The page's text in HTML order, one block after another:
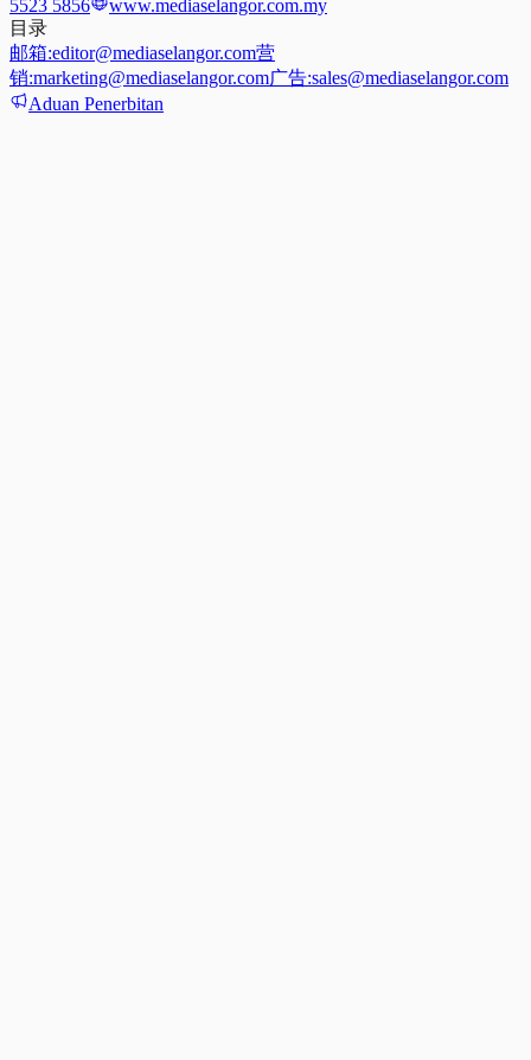
5523 5856
www.mediaselangor.com.my
目录
邮箱:editor@mediaselangor.com营
销:marketing@mediaselangor.com广告:sales@mediaselangor.com
Aduan Penerbitan